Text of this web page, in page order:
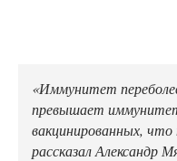
«Иммунитет
превышает
вакцинированных,
рассказал Александр